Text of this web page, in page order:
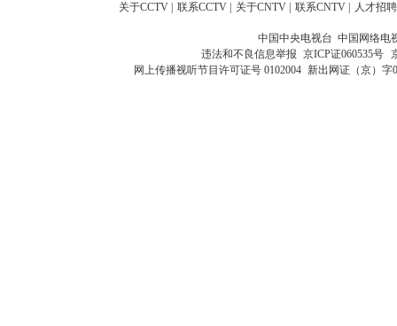
关于CCTV 联系CCTV 关于CNTV 联系CNTV 人才招聘
中国中央电视台 中国网络电
违法和不良信息举报 京ICP证060535号
网上传播视听节目许可证号 0102004 新出网证（京）